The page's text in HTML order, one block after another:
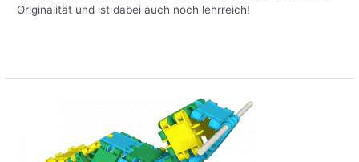
Originalität und ist dabei auch noch lehrreich!
Seehund